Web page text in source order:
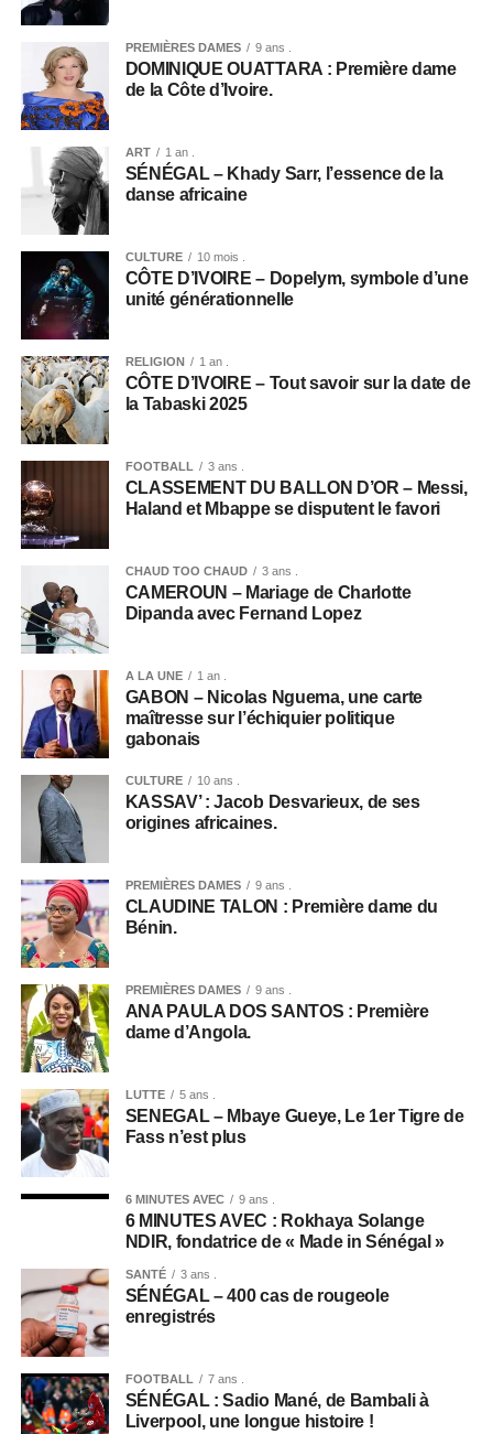
PREMIÈRES DAMES 9 ans .
DOMINIQUE OUATTARA : Première dame
de la Côte d’Ivoire.
ART 1 an .
SÉNÉGAL – Khady Sarr, l’essence de la
danse africaine
CULTURE 10 mois .
CÔTE D’IVOIRE – Dopelym, symbole d’une
unité générationnelle
RELIGION 1 an .
CÔTE D’IVOIRE – Tout savoir sur la date de
la Tabaski 2025
FOOTBALL 3 ans .
CLASSEMENT DU BALLON D’OR – Messi,
Haland et Mbappe se disputent le favori
CHAUD TOO CHAUD 3 ans .
CAMEROUN – Mariage de Charlotte
Dipanda avec Fernand Lopez
A LA UNE 1 an .
GABON – Nicolas Nguema, une carte
maîtresse sur l’échiquier politique
gabonais
CULTURE 10 ans .
KASSAV’ : Jacob Desvarieux, de ses
origines africaines.
PREMIÈRES DAMES 9 ans .
CLAUDINE TALON : Première dame du
Bénin.
PREMIÈRES DAMES 9 ans .
ANA PAULA DOS SANTOS : Première
dame d’Angola.
LUTTE 5 ans .
SENEGAL – Mbaye Gueye, Le 1er Tigre de
Fass n’est plus
6 MINUTES AVEC 9 ans .
6 MINUTES AVEC : Rokhaya Solange
NDIR, fondatrice de « Made in Sénégal »
SANTÉ 3 ans .
SÉNÉGAL – 400 cas de rougeole
enregistrés
FOOTBALL 7 ans .
SÉNÉGAL : Sadio Mané, de Bambali à
Liverpool, une longue histoire !